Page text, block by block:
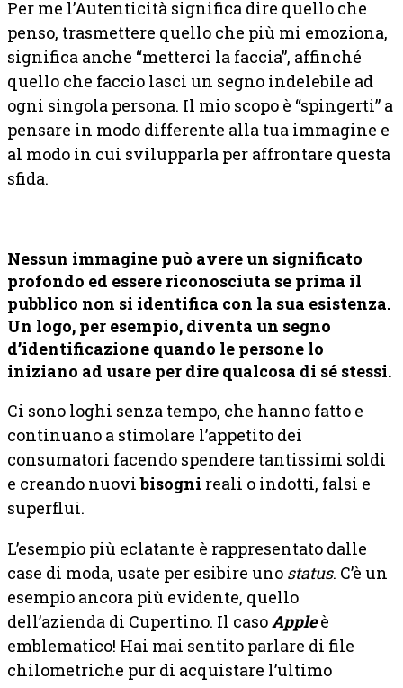
Per me l’Autenticità significa dire quello che
penso, trasmettere quello che più mi emoziona,
significa anche “metterci la faccia”, affinché
quello che faccio lasci un segno indelebile ad
ogni singola persona. Il mio scopo è “spingerti” a
pensare in modo differente alla tua immagine e
al modo in cui svilupparla per affrontare questa
sfida.
Nessun immagine può avere un significato
profondo ed essere riconosciuta se prima il
pubblico non si identifica con la sua esistenza.
Un logo, per esempio, diventa un segno
d’identificazione quando le persone lo
iniziano ad usare per dire qualcosa di sé stessi.
Ci sono loghi senza tempo, che hanno fatto e
continuano a stimolare l’appetito dei
consumatori facendo spendere tantissimi soldi
e creando nuovibisogni reali o indotti, falsi e
superflui.
L’esempio più eclatante è rappresentato dalle
case di moda, usate per esibire uno status. C’è un
esempio ancora più evidente, quello
dell’azienda di Cupertino. Il casoAppleè
emblematico! Hai mai sentito parlare di file
chilometriche pur di acquistare l’ultimo